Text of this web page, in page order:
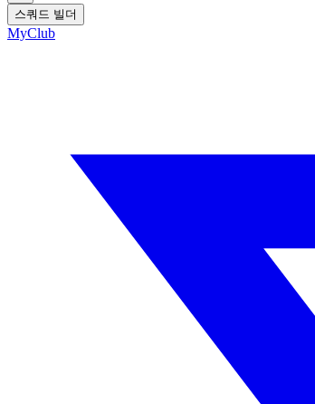
스쿼드 빌더
MyClub